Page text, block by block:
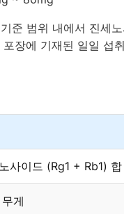
준 범위 내에서 진세
장에 기재된 일일 섭
사이드 (Rg1 + Rb1) 합
게